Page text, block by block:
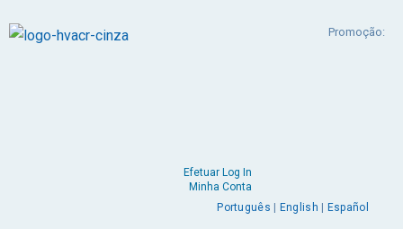
Promoção:
Efetuar Log In
Minha Conta
Português
English Español